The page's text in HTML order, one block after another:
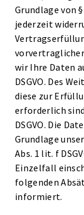
Grundlage von
jederzeit
wir Ihre Daten
DSGVO. Des
diese zur
erforderlich
DSGVO. Die
Grundlage
Abs. 1 lit. f
Einzelfall
folgenden
informiert.